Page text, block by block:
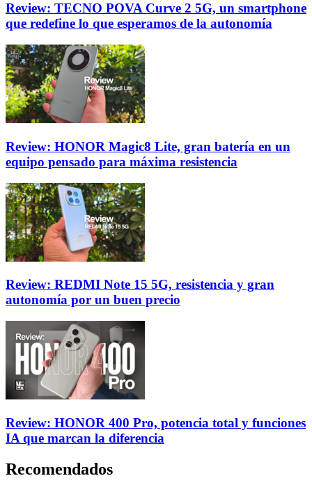
Review: TECNO POVA Curve 2 5G, un smartphone
que redefine lo que esperamos de la autonomía
Review: HONOR Magic8 Lite, gran batería en un
equipo pensado para máxima resistencia
Review: REDMI Note 15 5G, resistencia y gran
autonomía por un buen precio
Review: HONOR 400 Pro, potencia total y funciones
IA que marcan la diferencia
Recomendados